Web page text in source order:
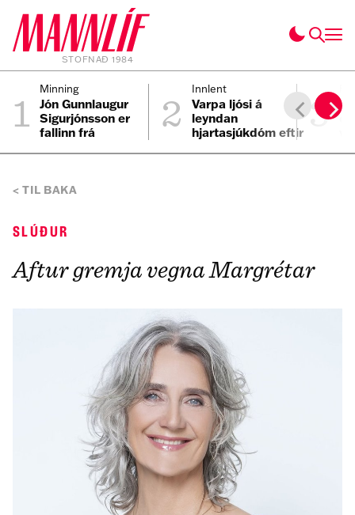
STOFNAÐ 1984
1 Minning
Jón Gunnlaugur
Sigurjónsson er
fallinn frá
2 Innlent
Varpa ljósi á
leyndan
hjartasjúkdóm eftir 3
TIL BAKA
SLÚÐUR
Aftur gremja vegna Margrétar